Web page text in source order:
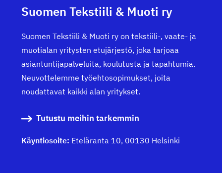
Suomen Tekstiili & Muoti ry
Suomen Tekstiili & Muoti ry on tekstiili-, vaate- ja
muotialan yritysten etujärjestö, joka tarjoaa
asiantuntijapalveluita, koulutusta ja tapahtumia.
Neuvottelemme työehtosopimukset, joita
noudattavat kaikki alan yritykset.
Tutustu meihin tarkemmin
Käyntiosoite: Eteläranta 10, 00130 Helsinki